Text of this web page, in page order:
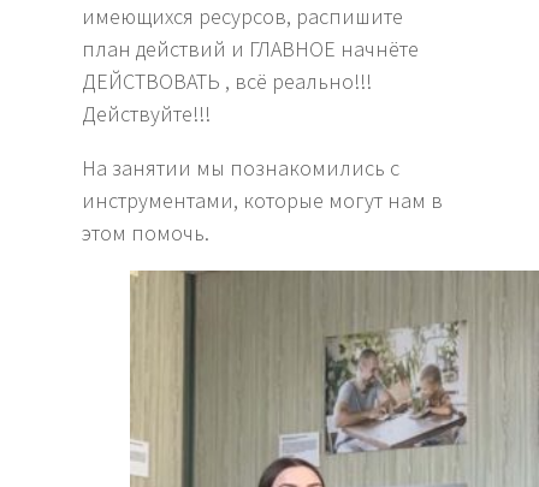
имеющихся ресурсов, распишите
план действий и ГЛАВНОЕ начнёте
ДЕЙСТВОВАТЬ , всё реально!!!
Действуйте!!!
На занятии мы познакомились с
инструментами, которые могут нам в
этом помочь.